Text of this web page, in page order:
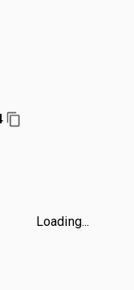
Loading...